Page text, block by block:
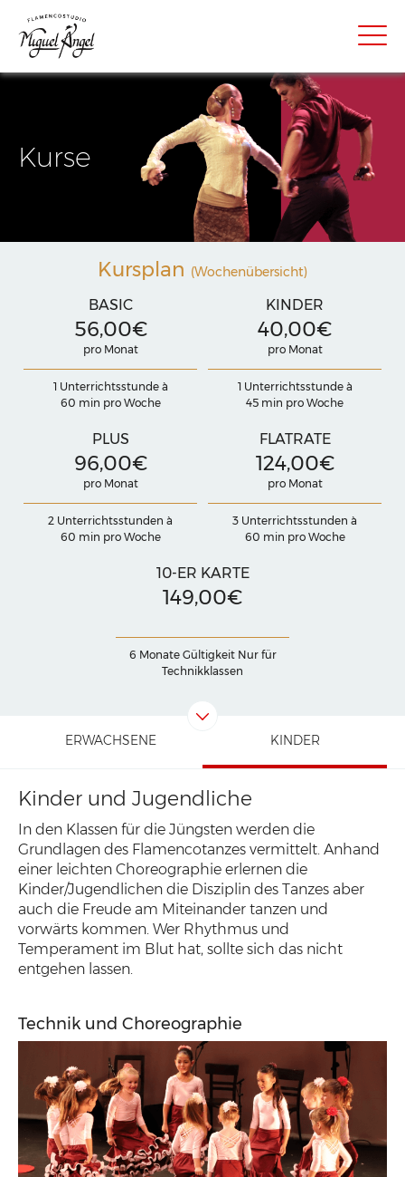
Kurse
Kursplan (Wochenübersicht)
BASIC
56,00€
pro Monat
1 Unterrichtsstunde à
60 min pro Woche
KINDER
40,00€
pro Monat
1 Unterrichtsstunde à
45 min pro Woche
PLUS
96,00€
pro Monat
2 Unterrichtsstunden à
60 min pro Woche
FLATRATE
124,00€
pro Monat
3 Unterrichtsstunden à
60 min pro Woche
10-ER KARTE
149,00€
6 Monate Gültigkeit Nur für
Technikklassen
ERWACHSENE KINDER
Kinder und Jugendliche
In den Klassen für die Jüngsten werden die
Grundlagen des Flamencotanzes vermittelt. Anhand
einer leichten Choreographie erlernen die
Kinder/Jugendlichen die Disziplin des Tanzes aber
auch die Freude am Miteinander tanzen und
vorwärts kommen. Wer Rhythmus und
Temperament im Blut hat, sollte sich das nicht
entgehen lassen.
Technik und Choreographie